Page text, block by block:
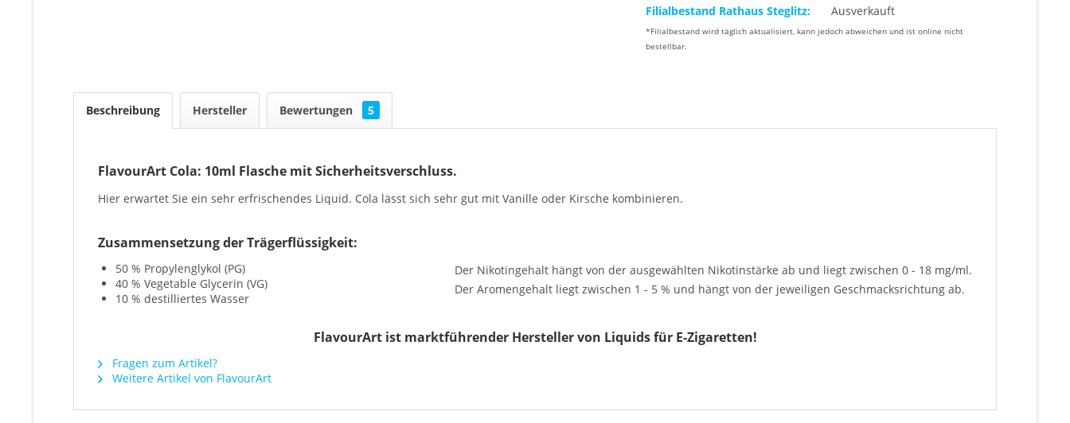
Filialbestand Rathaus Steglitz:
Ausverkauft
*Filialbestand wird täglich aktualisiert, kann jedoch abweichen und ist online nicht
bestellbar.
Beschreibung Hersteller Bewertungen 5
FlavourArt Cola: 10ml Flasche mit Sicherheitsverschluss.
Hier erwartet Sie ein sehr erfrischendes Liquid. Cola lässt sich sehr gut mit Vanille oder Kirsche kombinieren.
Zusammensetzung der Trägerflüssigkeit:
50 % Propylenglykol (PG)
40 % Vegetable Glycerin (VG)
10 % destilliertes Wasser
Der Nikotingehalt hängt von der ausgewählten Nikotinstärke ab und liegt zwischen 0 - 18 mg/ml.
Der Aromengehalt liegt zwischen 1 - 5 % und hängt von der jeweiligen Geschmacksrichtung ab.
FlavourArt ist marktführender Hersteller von Liquids für E-Zigaretten!
Fragen zum Artikel?
Weitere Artikel von FlavourArt